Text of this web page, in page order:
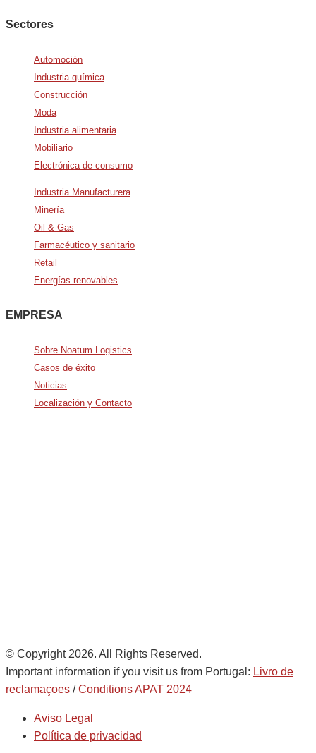
Sectores
Automoción
Industria química
Construcción
Moda
Industria alimentaria
Mobiliario
Electrónica de consumo
Industria Manufacturera
Minería
Oil & Gas
Farmacéutico y sanitario
Retail
Energías renovables
EMPRESA
Sobre Noatum Logistics
Casos de éxito
Noticias
Localización y Contacto
© Copyright 2026. All Rights Reserved.
Important information if you visit us from Portugal: Livro de
reclamaçoes /Conditions APAT 2024
Aviso Legal
Política de privacidad